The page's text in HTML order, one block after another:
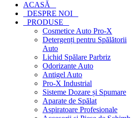
ACASĂ
DESPRE NOI
PRODUSE
Cosmetice Auto Pro-X
Detergenți pentru Spălătorii
Auto
Lichid Spălare Parbriz
Odorizante Auto
Antigel Auto
Pro-X Industrial
Sisteme Dozare și Spumare
Aparate de Spălat
Aspiratoare Profesionale